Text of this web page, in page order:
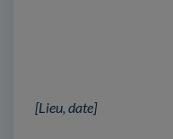
[Lieu, date]